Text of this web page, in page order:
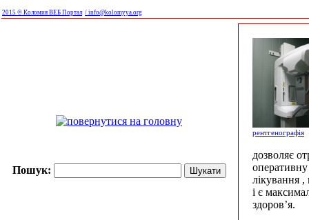
2015 © Коломия ВЕБ Портал / info@kolomyya.org
Пошук:
рентгенографія
дозволяє
лікування ,
і є
здоров’я.